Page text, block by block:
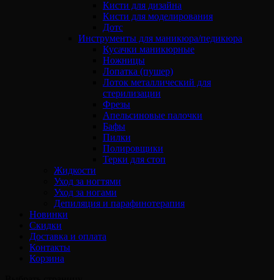
Кисти для дизайна
Кисти для моделирования
Дотс
Инструменты для маникюра/педикюра
Кусачки маникюрные
Ножницы
Лопатка (пушер)
Лоток металлический для
стерилизации
Фрезы
Апельсиновые палочки
Бафы
Пилки
Полировщики
Терки для стоп
Жидкости
Уход за ногтями
Уход за ногами
Депиляция и парафинотерапия
Новинки
Скидки
Доставка и оплата
Контакты
Корзина